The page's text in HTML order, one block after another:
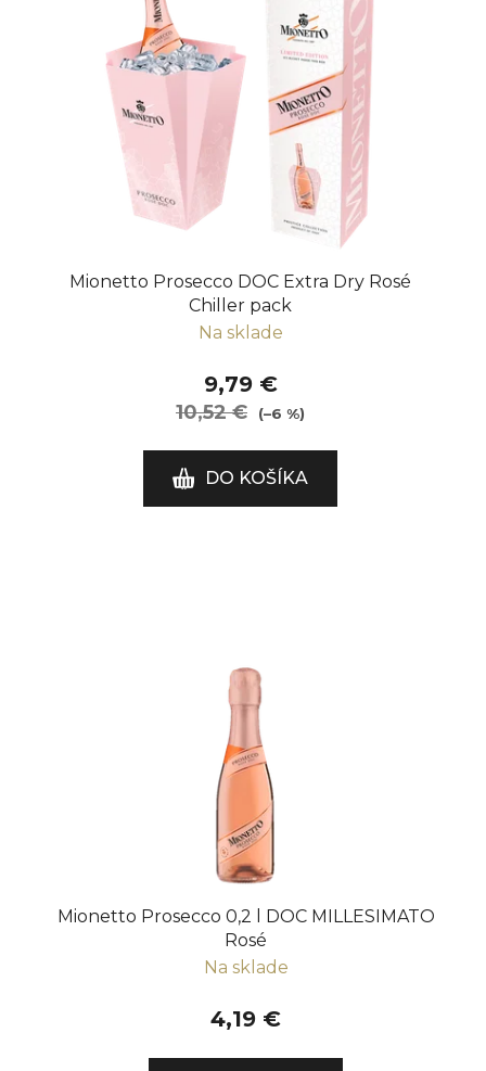
Mionetto Prosecco DOC Extra Dry Rosé
Chiller pack
Na sklade
9,79 €
10,52 € (–6 %)
DO KOŠÍKA
Mionetto Prosecco 0,2 l DOC MILLESIMATO
Rosé
Na sklade
4,19 €